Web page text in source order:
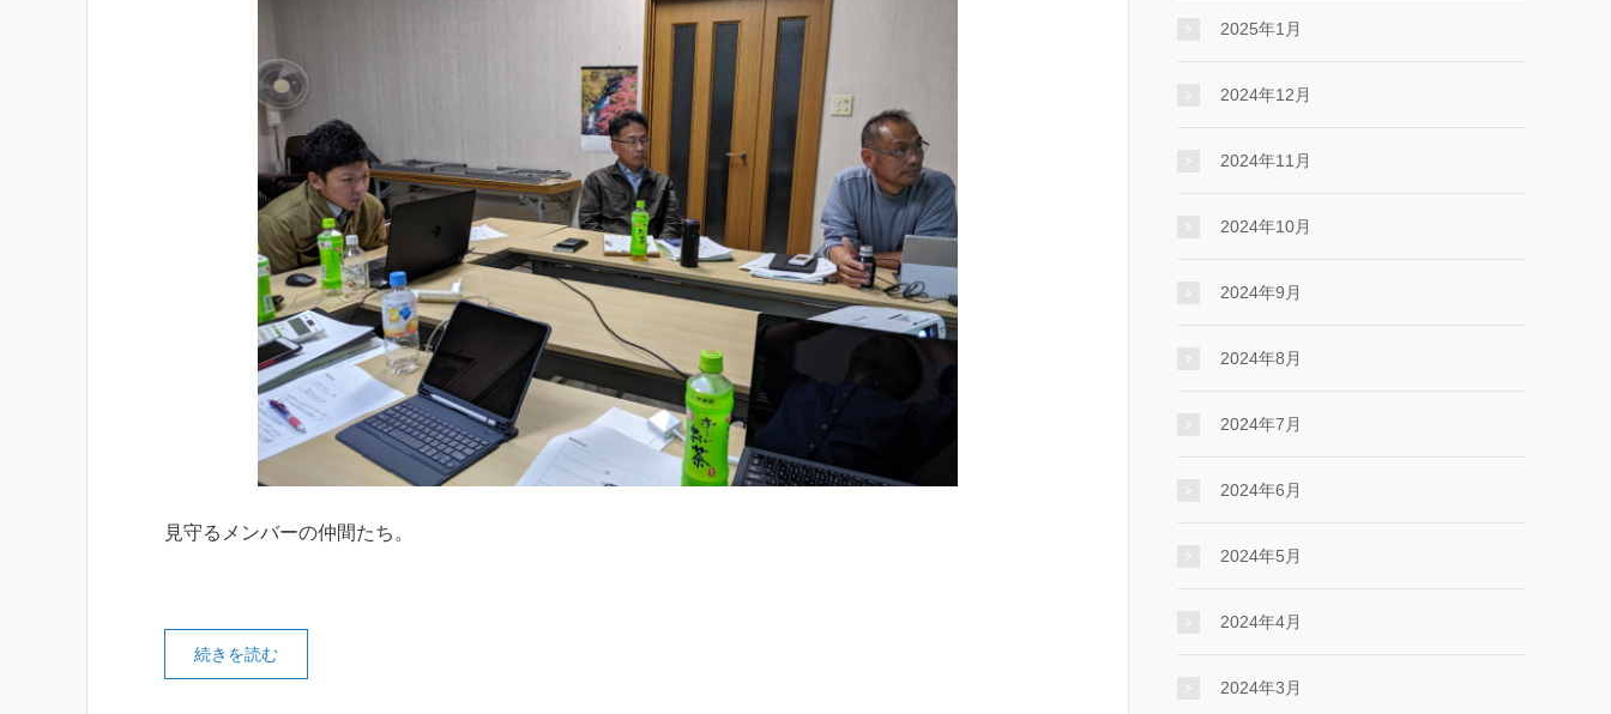
見守るメンバーの仲間たち。
続きを読む
2025年1月
2024年12月
2024年11月
2024年10月
2024年9月
2024年8月
2024年7月
2024年6月
2024年5月
2024年4月
2024年3月